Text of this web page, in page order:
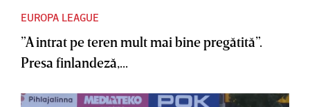
EUROPA LEAGUE
”A intrat pe teren mult mai bine pregătită”.
Presa finlandeză,...